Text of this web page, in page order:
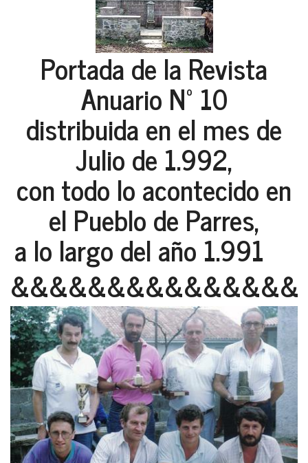
Portada de la Revista
Anuario Nº 10
distribuida en el mes de
Julio de 1.992,
con todo lo acontecido en
el Pueblo de Parres,
a lo largo del año 1.991
&&&&&&&&&&&&&&&